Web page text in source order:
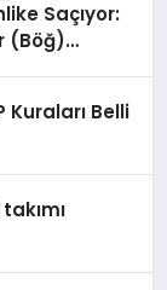
Saçıyor:
(Böğ)
Belli